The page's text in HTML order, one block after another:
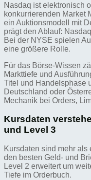
Nasdaq ist elektronisch
konkurrierenden Market
ein Auktionsmodell mit
prägt den Ablauf:
Bei der NYSE spielen
eine größere Rolle.
Für das Börse-Wissen
Markttiefe und
Titel und Handelsphase
Deutschland oder
Mechanik bei Orders,
Kursdaten
und Level 3
Kursdaten sind mehr
den besten Geld- und
Level 2 erweitert um
Tiefe im Orderbuch.